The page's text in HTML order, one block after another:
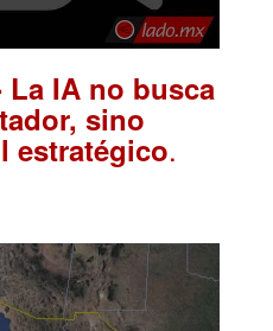
La IA no busca
sino
estratégico.